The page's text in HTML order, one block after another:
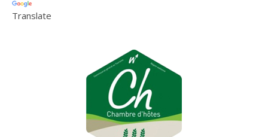
Translate